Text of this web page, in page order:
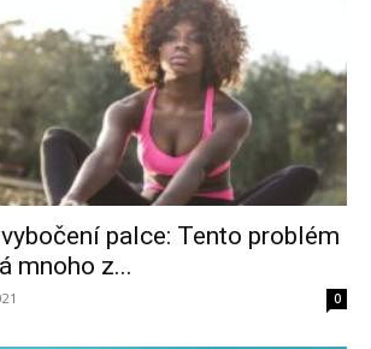
palce: Tento problém
mnoho z...
0